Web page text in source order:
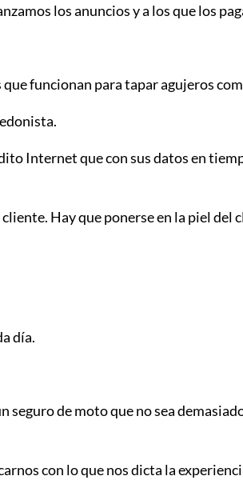
los anuncios y a los que los
funcionan para tapar agujeros
Internet que con sus datos en
Hay que ponerse en la piel del
día.
de moto que no sea
con lo que nos dicta la